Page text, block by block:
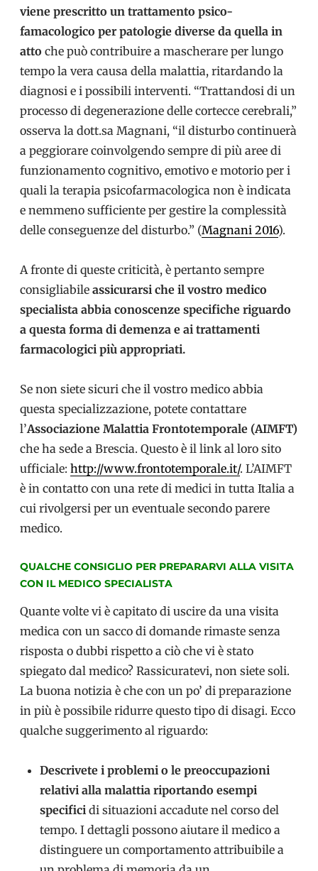
viene prescritto un trattamento psico-
famacologico per patologie diverse da quella in
atto che può contribuire a mascherare per lungo
tempo la vera causa della malattia, ritardando la
diagnosi e i possibili interventi. “Trattandosi di un
processo di degenerazione delle cortecce cerebrali,”
osserva la dott.sa Magnani, “il disturbo continuerà
a peggiorare coinvolgendo sempre di più aree di
funzionamento cognitivo, emotivo e motorio per i
quali la terapia psicofarmacologica non è indicata
e nemmeno sufficiente per gestire la complessità
delle conseguenze del disturbo.” (Magnani 2016).
A fronte di queste criticità, è pertanto sempre
consigliabile assicurarsi che il vostro medico
specialista abbia conoscenze specifiche riguardo
a questa forma di demenza e ai trattamenti
farmacologici più appropriati.
Se non siete sicuri che il vostro medico abbia
questa specializzazione, potete contattare
l’Associazione Malattia Frontotemporale (AIMFT)
che ha sede a Brescia. Questo è il link al loro sito
ufficiale: http://www.frontotemporale.it/. L’AIMFT
è in contatto con una rete di medici in tutta Italia a
cui rivolgersi per un eventuale secondo parere
medico.
QUALCHE CONSIGLIO PER PREPARARVI ALLA VISITA
CON IL MEDICO SPECIALISTA
Quante volte vi è capitato di uscire da una visita
medica con un sacco di domande rimaste senza
risposta o dubbi rispetto a ciò che vi è stato
spiegato dal medico? Rassicuratevi, non siete soli.
La buona notizia è che con un po’ di preparazione
in più è possibile ridurre questo tipo di disagi. Ecco
qualche suggerimento al riguardo:
Descrivete i problemi o le preoccupazioni
relativi alla malattia riportando esempi
specifici di situazioni accadute nel corso del
tempo. I dettagli possono aiutare il medico a
distinguere un comportamento attribuibile a